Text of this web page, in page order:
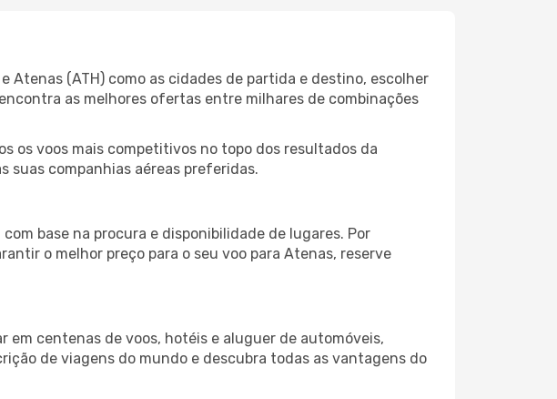
Atenas (ATH) como as cidades de partida e destino, escolher
as melhores ofertas entre milhares de combinações
os voos mais competitivos no topo dos resultados da
suas companhias aéreas preferidas.
base na procura e disponibilidade de lugares. Por
o melhor preço para o seu voo para Atenas, reserve
em centenas de voos, hotéis e aluguer de automóveis,
de viagens do mundo e descubra todas as vantagens do